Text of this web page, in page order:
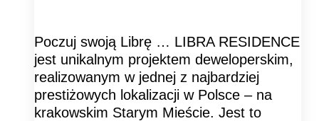
Poczuj swoją Librę … LIBRA RESIDENCE
jest unikalnym projektem deweloperskim,
realizowanym w jednej z najbardziej
prestiżowych lokalizacji w Polsce – na
krakowskim Starym Mieście. Jest to